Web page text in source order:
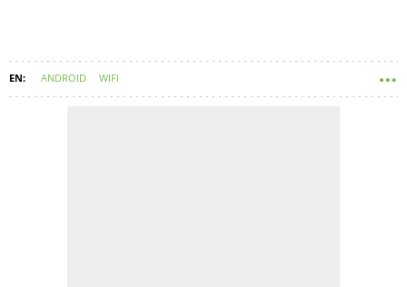
ANDROID WIFI